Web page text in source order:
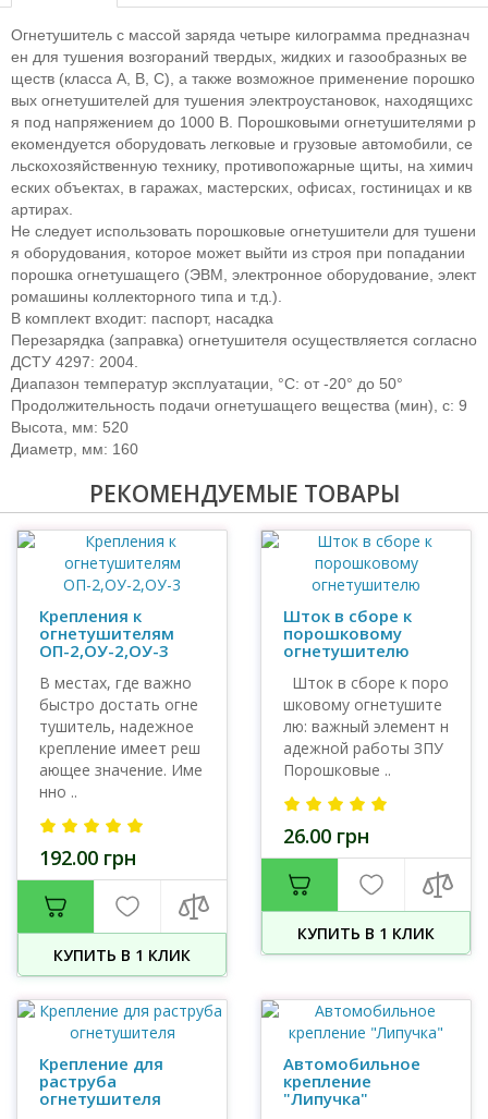
Огнетушитель с массой заряда четыре килограмма предназнач
ен для тушения возгораний твердых, жидких и газообразных ве
ществ (класса А, В, С), а также возможное применение порошко
вых огнетушителей для тушения электроустановок, находящихс
я под напряжением до 1000 В. Порошковыми огнетушителями р
екомендуется оборудовать легковые и грузовые автомобили, се
льскохозяйственную технику, противопожарные щиты, на химич
еских объектах, в гаражах, мастерских, офисах, гостиницах и кв
артирах.
Не следует использовать порошковые огнетушители для тушени
я оборудования, которое может выйти из строя при попадании
порошка огнетушащего (ЭВМ, электронное оборудование, элект
ромашины коллекторного типа и т.д.).
В комплект входит: паспорт, насадка
Перезарядка (заправка) огнетушителя осуществляется согласно
ДСТУ 4297: 2004.
Диапазон температур эксплуатации, °С: от -20° до 50°
Продолжительность подачи огнетушащего вещества (мин), с: 9
Высота, мм: 520
Диаметр, мм: 160
РЕКОМЕНДУЕМЫЕ ТОВАРЫ
Крепления к
огнетушителям
ОП-2,ОУ-2,ОУ-3
В местах, где важно
быстро достать огне
тушитель, надежное
крепление имеет реш
ающее значение. Име
нно ..
192.00 грн
КУПИТЬ В 1 КЛИК
Шток в сборе к
порошковому
огнетушителю
Шток в сборе к поро
шковому огнетушите
лю: важный элемент н
адежной работы ЗПУ
Порошковые ..
26.00 грн
КУПИТЬ В 1 КЛИК
Крепление для
раструба
огнетушителя
Автомобильное
крепление
"Липучка"